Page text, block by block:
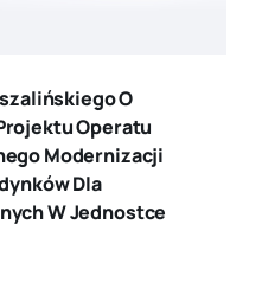
O
Operatu
Modernizacji
Dla
W Jednostce